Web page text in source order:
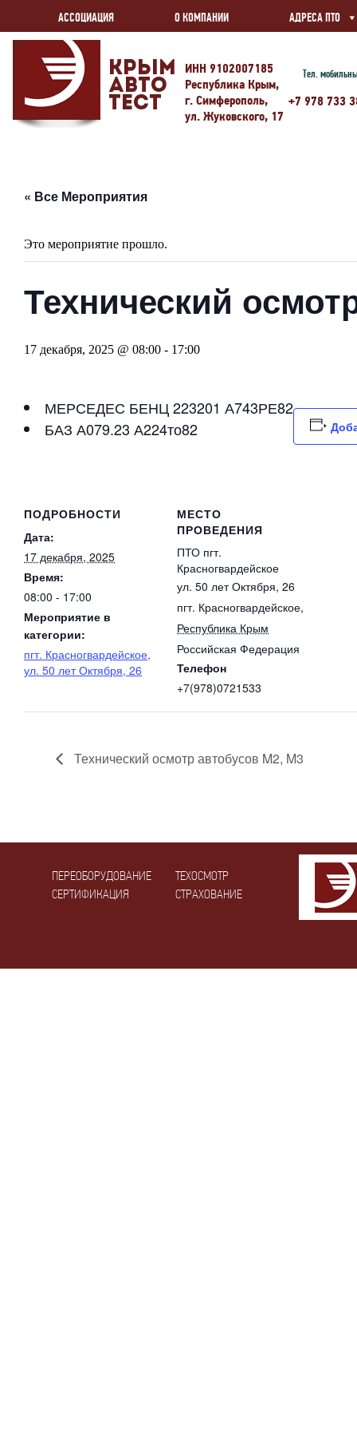
АССОЦИАЦИЯ О КОМПАНИИ АДРЕСА ПТО
Крым
Авто
Тест
ИНН 9102007185
Республика Крым,
г. Симферополь,
ул. Жуковского, 17
Тел.
+7 978 733
« Все Мероприятия
Это мероприятие прошло.
Технический
17 декабря, 2025 @ 08:00 - 17:00
МЕРСЕДЕС БЕНЦ 223201 А743РЕ82
БАЗ А079.23 А224то82
ПОДРОБНОСТИ
Дата:
17 декабря, 2025
Время:
08:00 - 17:00
Мероприятие в
категории:
пгт. Красногвардейское,
ул. 50 лет Октября, 26
МЕСТО
ПРОВЕДЕНИЯ
ПТО пгт.
Красногвардейское
ул. 50 лет Октября, 26
пгт. Красногвардейское,
Республика Крым
Российская Федерация
Телефон
+7(978)0721533
Технический осмотр автобусов M2, M3
ПЕРЕОБОРУДОВАНИЕ
СЕРТИФИКАЦИЯ
ТЕХОСМОТР
СТРАХОВАНИЕ